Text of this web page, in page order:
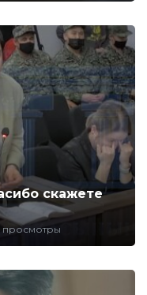
скажете
просмотры